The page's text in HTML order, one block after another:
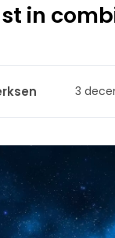
in
3